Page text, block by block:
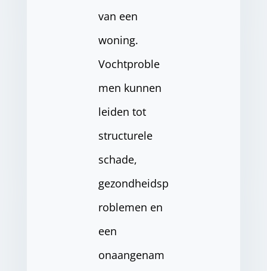
van een
woning.
Vochtproble
men kunnen
leiden tot
structurele
schade,
gezondheidsp
roblemen en
een
onaangenam